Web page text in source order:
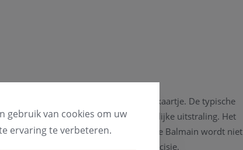
elegantie uit met een betaalbaar prijskaartje. De typische
een verfijnde en zeer vrouwelijke uitstraling. Het
maar het stijlvol design van Pierre Balmain wordt niet
wordt gekozen voor Zwitserse precisie.
gebruik van cookies om uw
ervaring te verbeteren.